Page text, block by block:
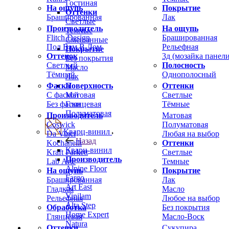
На ощупь
Брашированная
Покрытие
Лак
Производитель
Flitch Design
Пол Вам В Дом
Оттенок
Светлый
Тёмный
На ощупь
Брашированная
Рельефная
3д (мозайка
Полосность
Однополосный
Фаска
С фаской
Без фаски
Оттенки
Светлые
Тёмные
Производитель
Coswick
Da Vinci
Kochanelli
Kraft Parkett
Lab Arte
На ощупь
Брашированная
Гладкая
Рельефная
Обработка
Глянцевая
Матовая
Полуматовая
Любая на выбор
Оттенки
Светлые
Темные
Покрытие
Лак
Масло
Любое на выбор
Без покрытия
Масло-Воск
Гостиная
Оттенки
Светлые
Темные
Смешанные
Покрытие
Без покрытия
Масло
Лак
Поверхность
Матовая
Глянцевая
Полуматовая
Кварц-винил
Назад
Кварц-винил
Производитель
Alpine Floor
Fargo
Art East
Vinilam
Alta Step
Home Expert
Natura